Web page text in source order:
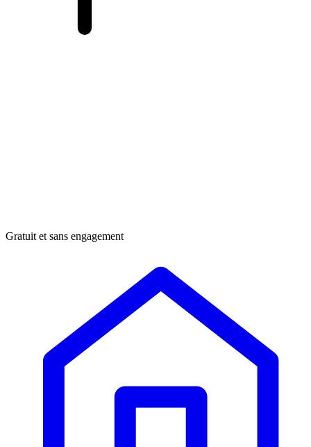
Gratuit et sans engagement